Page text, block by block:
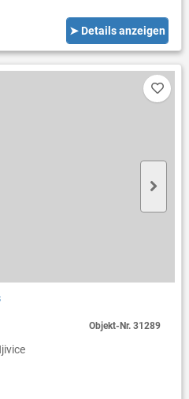
➤ Details anzeigen
Objekt-Nr.31289